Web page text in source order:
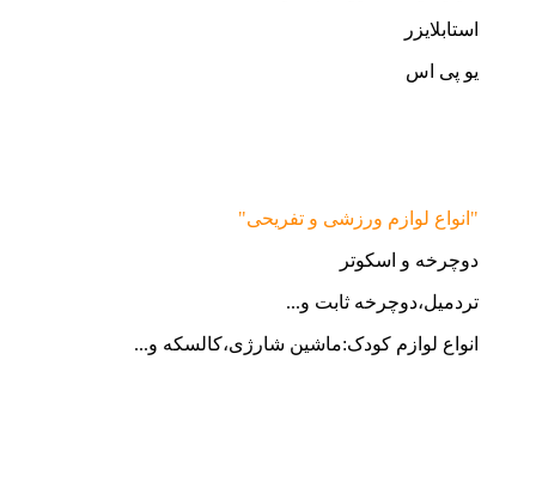
استابلایزر
یو پی اس
"انواع لوازم ورزشی و تفریحی"
دوچرخه و اسکوتر
تردمیل،دوچرخه ثابت و...
انواع لوازم کودک:ماشین شارژی،کالسکه و...